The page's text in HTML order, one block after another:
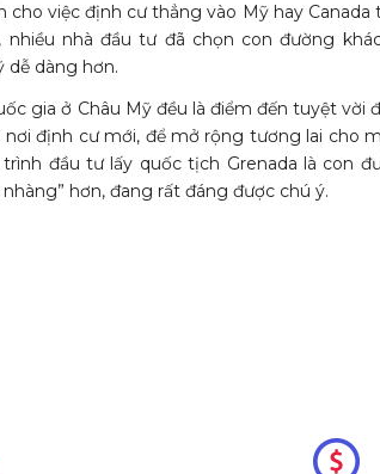
cho việc định cư thẳng vào Mỹ hay
nhiều nhà đầu tư đã chọn con đường
dễ dàng hơn.
gia ở Châu Mỹ đều là điểm đến tuyệt vời
định cư mới, để mở rộng tương lai cho
trình đầu tư lấy quốc tịch Grenada là con
nhàng” hơn, đang rất đáng được chú ý.